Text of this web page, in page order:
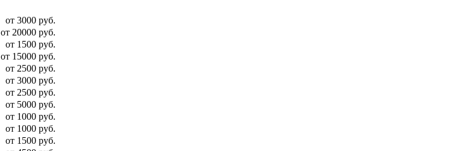
от 3000 руб.
от 20000 руб.
от 1500 руб.
от 15000 руб.
от 2500 руб.
от 3000 руб.
от 2500 руб.
от 5000 руб.
от 1000 руб.
от 1000 руб.
от 1500 руб.